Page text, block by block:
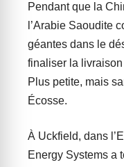
Pendant que la
l’Arabie Saoudite
géantes dans le
finaliser la livraison
Plus petite, mais
Écosse.
À Uckfield, dans
Energy Systems a